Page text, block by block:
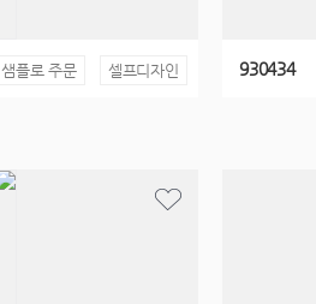
샘플로 주문 셀프디자인 930434